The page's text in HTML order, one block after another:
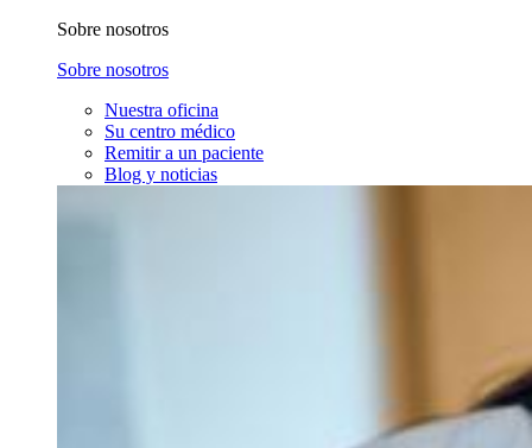
Sobre nosotros
Sobre nosotros
Nuestra oficina
Su centro médico
Remitir a un paciente
Blog y noticias